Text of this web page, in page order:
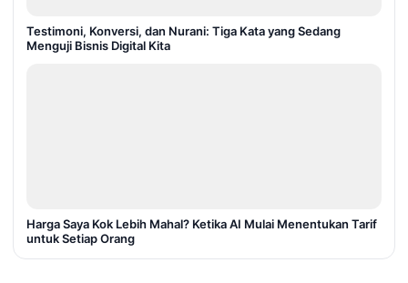
Testimoni, Konversi, dan Nurani: Tiga Kata yang Sedang
Menguji Bisnis Digital Kita
Harga Saya Kok Lebih Mahal? Ketika AI Mulai Menentukan Tarif
untuk Setiap Orang